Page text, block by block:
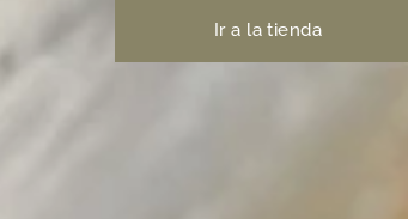
Ir a la tienda